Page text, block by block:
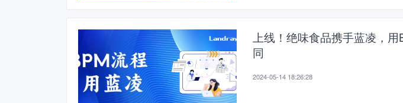
上线！绝味食品携手蓝凌，
同
2024-05-14 18:26:28